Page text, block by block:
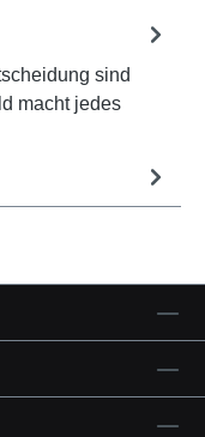
sind
macht jedes